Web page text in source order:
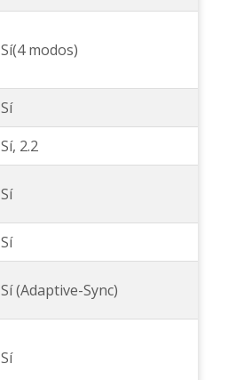
Sí(4 modos)
Sí
Sí, 2.2
Sí
Sí
Sí (Adaptive-Sync)
Sí